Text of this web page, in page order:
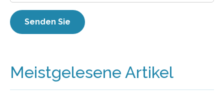
Meistgelesene Artikel